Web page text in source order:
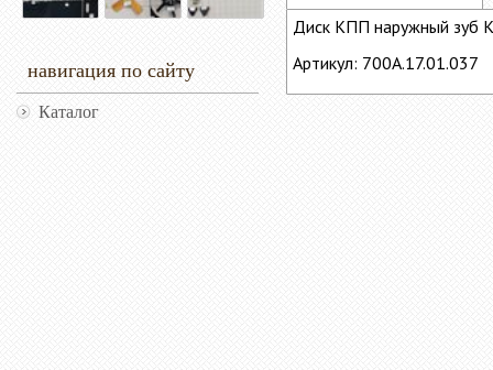
навигация по сайту
Каталог
Диск КПП наружный зуб
Артикул: 700А.17.01.037